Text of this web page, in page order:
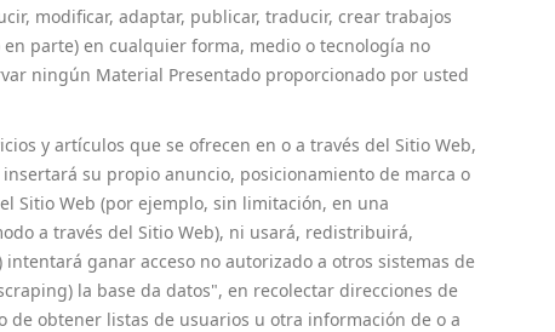
modificar, adaptar, publicar, traducir, crear trabajos
parte) en cualquier forma, medio o tecnología no
ningún Material Presentado proporcionado por usted
y artículos que se ofrecen en o a través del Sitio Web,
su propio anuncio, posicionamiento de marca o
Sitio Web (por ejemplo, sin limitación, en una
a través del Sitio Web), ni usará, redistribuirá,
ganar acceso no autorizado a otros sistemas de
la base da datos", en recolectar direcciones de
obtener listas de usuarios u otra información de o a